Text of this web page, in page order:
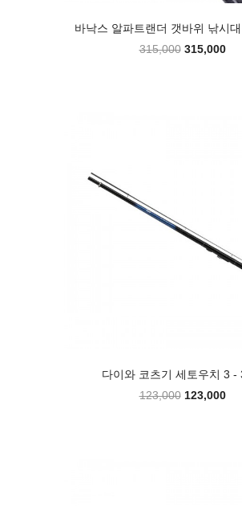
바낙스 알파트랜더 갯바위 낚시
315,000 315,000
다이와 코츠기 세토우치 3 -
123,000 123,000